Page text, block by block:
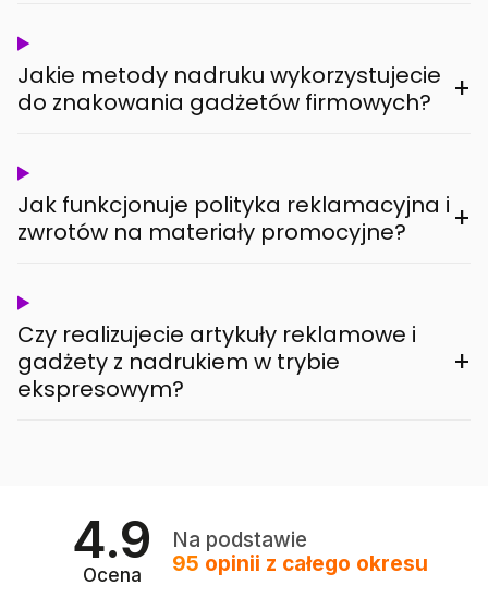
Jakie metody nadruku wykorzystujecie
do znakowania gadżetów firmowych?
+
Jak funkcjonuje polityka reklamacyjna i
zwrotów na materiały promocyjne?
+
Czy realizujecie artykuły reklamowe i
gadżety z nadrukiem w trybie
ekspresowym?
+
4.9
Ocena
Na podstawie
95 opinii z całego okresu